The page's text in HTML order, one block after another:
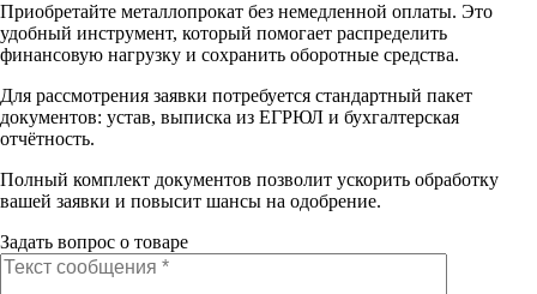
Приобретайте металлопрокат без немедленной оплаты. Это
удобный инструмент, который помогает распределить
финансовую нагрузку и сохранить оборотные средства.
Для рассмотрения заявки потребуется стандартный пакет
документов: устав, выписка из ЕГРЮЛ и бухгалтерская
отчётность.
Полный комплект документов позволит ускорить обработку
вашей заявки и повысит шансы на одобрение.
Задать вопрос о товаре